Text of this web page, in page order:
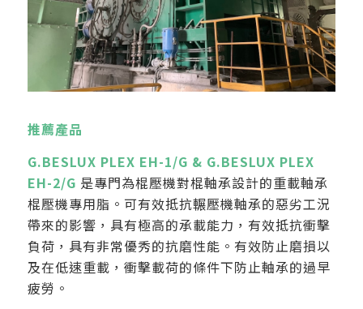
推薦產品
G.BESLUX PLEX EH-1/G & G.BESLUX PLEX
EH-2/G 是專門為棍壓機對棍軸承設計的重載軸承
棍壓機專用脂。可有效抵抗輾壓機軸承的惡劣工況
帶來的影響，具有極高的承載能力，有效抵抗衝擊
負荷，具有非常優秀的抗磨性能。有效防止磨損以
及在低速重載，衝擊載荷的條件下防止軸承的過早
疲勞。